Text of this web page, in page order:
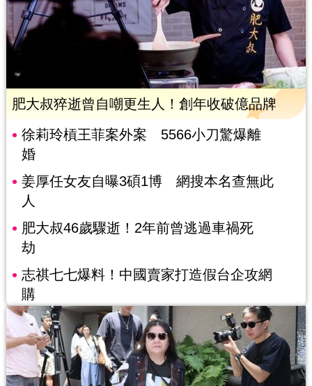
肥大叔猝逝曾自嘲更生人！創年收破億品牌
徐莉玲槓王菲案外案 5566小刀驚爆離
婚
姜厚任女友自曝3碩1博 網搜本名查無此
人
肥大叔46歲驟逝！2年前曾逃過車禍死
劫
志祺七七爆料！中國賣家打造假台企攻網
購